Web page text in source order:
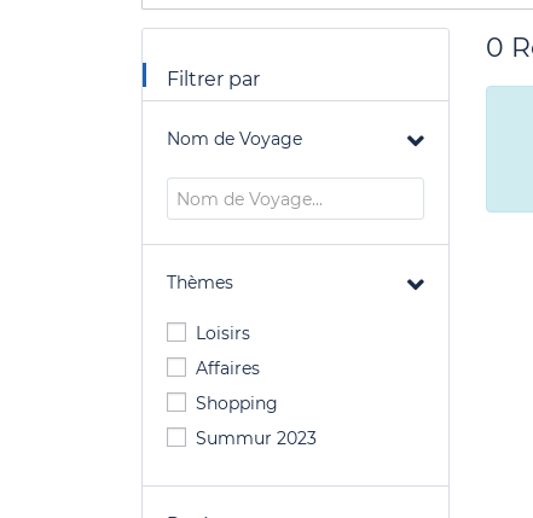
Filtrer par
Nom de Voyage
Thèmes
Loisirs
Affaires
Shopping
Summur 2023
0